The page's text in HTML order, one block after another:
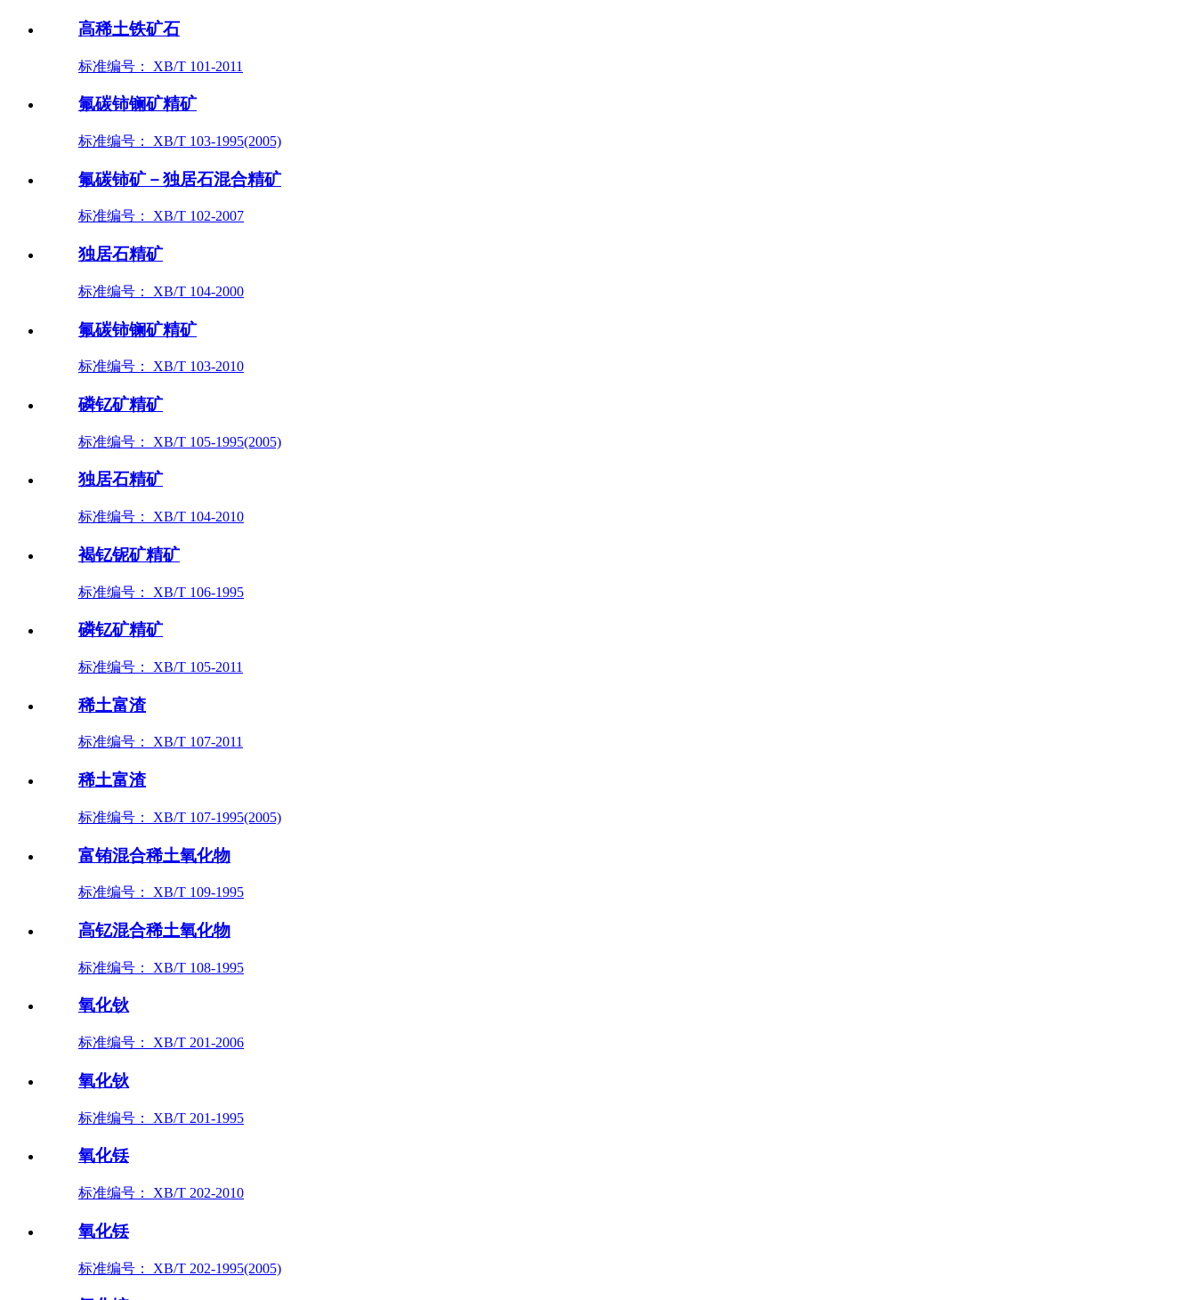
高稀土铁矿石
标准编号： XB/T 101-2011
氟碳铈镧矿精矿
标准编号： XB/T 103-1995(2005)
氟碳铈矿－独居石混合精矿
标准编号： XB/T 102-2007
独居石精矿
标准编号： XB/T 104-2000
氟碳铈镧矿精矿
标准编号： XB/T 103-2010
磷钇矿精矿
标准编号： XB/T 105-1995(2005)
独居石精矿
标准编号： XB/T 104-2010
褐钇铌矿精矿
标准编号： XB/T 106-1995
磷钇矿精矿
标准编号： XB/T 105-2011
稀土富渣
标准编号： XB/T 107-2011
稀土富渣
标准编号： XB/T 107-1995(2005)
富铕混合稀土氧化物
标准编号： XB/T 109-1995
高钇混合稀土氧化物
标准编号： XB/T 108-1995
氧化钬
标准编号： XB/T 201-2006
氧化钬
标准编号： XB/T 201-1995
氧化铥
标准编号： XB/T 202-2010
氧化铥
标准编号： XB/T 202-1995(2005)